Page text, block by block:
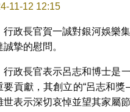
11-12 12:15
行政長官賀一誠對銀河娛樂
誠摯的慰問。
行政長官表示呂志和博士是
要貢獻，其創立的“呂志和
世表示深切哀悼並望其家屬節